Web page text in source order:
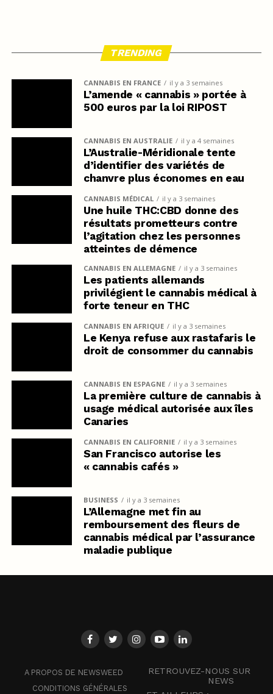
TRENDING
CANNABIS EN FRANCE il y a 3 semaines
L’amende « cannabis » portée à
500 euros par la loi RIPOST
CANNABIS EN AUSTRALIE il y a 4 semaines
L’Australie-Méridionale tente
d’identifier des variétés de
chanvre plus économes en eau
CANNABIS MÉDICAL il y a 3 semaines
Une huile THC:CBD donne des
résultats prometteurs contre
l’agitation chez les personnes
atteintes de démence
CANNABIS EN ALLEMAGNE il y a 3 semaines
Les patients allemands
privilégient le cannabis médical à
forte teneur en THC
CANNABIS EN AFRIQUE il y a 3 semaines
Le Kenya refuse aux rastafaris le
droit de consommer du cannabis
CANNABIS EN ESPAGNE il y a 3 semaines
La première culture de cannabis à
usage médical autorisée aux îles
Canaries
CANNABIS EN CALIFORNIE il y a 3 semaines
San Francisco autorise les
« cannabis cafés »
BUSINESS il y a 3 semaines
L’Allemagne met fin au
remboursement des fleurs de
cannabis médical par l’assurance
maladie publique
A PROPOS DE NEWSWEED
CONDITIONS GÉNÉRALES
RETROUVEZ-NOUS SUR
NEWS